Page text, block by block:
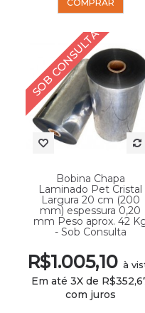
COMPRAR
SOB CONSULTA
Bobina Chapa
Laminado Pet Cristal
Largura 20 cm (200
mm) espessura 0,20
mm Peso aprox. 42
- Sob Consulta
R$1.005,10 à
Em até 3X de
com juros